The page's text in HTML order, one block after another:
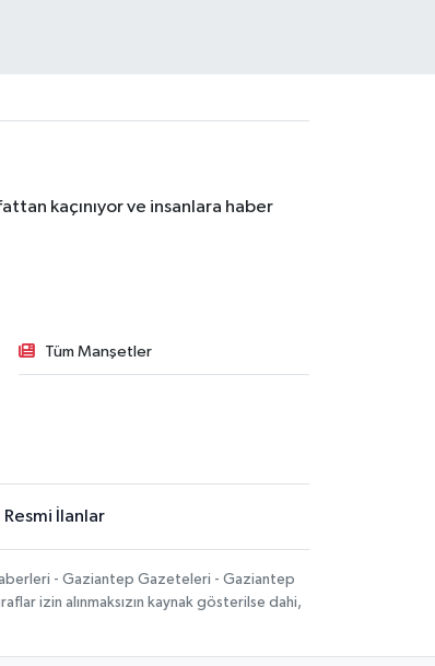
kaçınıyor ve insanlara haber
Tüm Manşetler
Resmi İlanlar
- Gaziantep Gazeteleri - Gaziantep
izin alınmaksızın kaynak gösterilse dahi,